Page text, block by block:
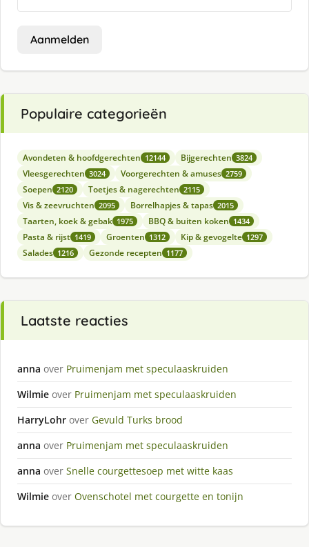
Aanmelden
Populaire categorieën
Avondeten & hoofdgerechten 12144 Bijgerechten 3824
Vleesgerechten 3024 Voorgerechten & amuses 2759
Soepen 2120 Toetjes & nagerechten 2115
Vis & zeevruchten 2095 Borrelhapjes & tapas 2015
Taarten, koek & gebak 1975 BBQ & buiten koken 1434
Pasta & rijst 1419 Groenten 1312 Kip & gevogelte 1297
Salades 1216 Gezonde recepten 1177
Laatste reacties
anna over Pruimenjam met speculaaskruiden
Wilmie over Pruimenjam met speculaaskruiden
HarryLohr over Gevuld Turks brood
anna over Pruimenjam met speculaaskruiden
anna over Snelle courgettesoep met witte kaas
Wilmie over Ovenschotel met courgette en tonijn